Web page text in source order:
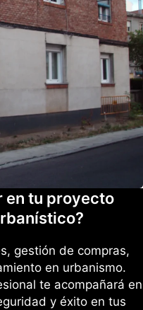
en tu proyecto
gestión de compras,
en urbanismo.
te acompañará en
y éxito en tus